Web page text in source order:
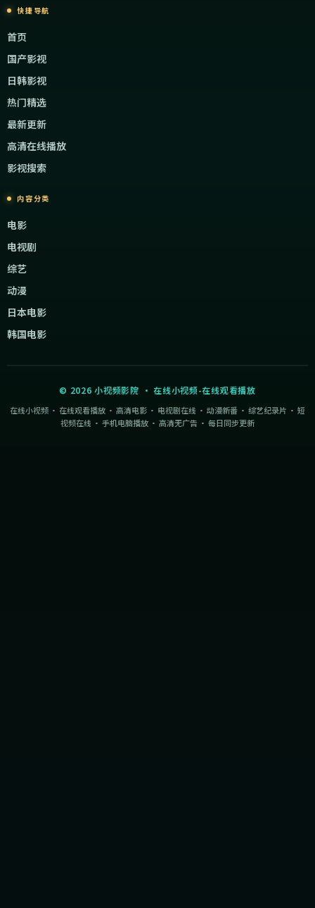
快捷导航
首页
国产影视
日韩影视
热门精选
最新更新
高清在线播放
影视搜索
内容分类
电影
电视剧
综艺
动漫
日本电影
韩国电影
© 2026 小视频影院 ·在线小视频-在线观看播放
在线小视频 · 在线观看播放 · 高清电影 · 电视剧在线 · 动漫新番 · 综艺纪录片 · 短
视频在线 · 手机电脑播放 · 高清无广告 · 每日同步更新